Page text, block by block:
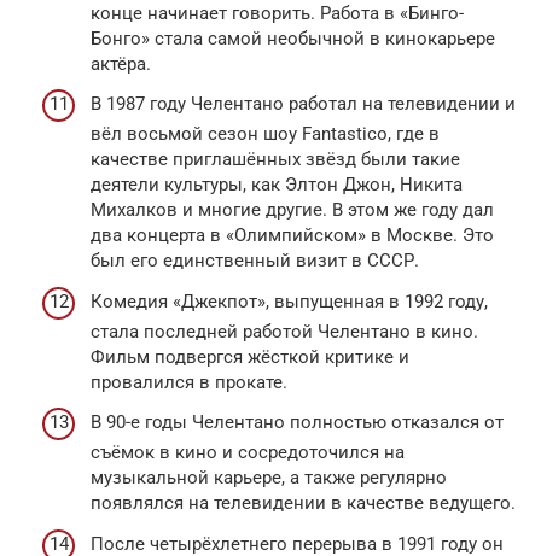
конце начинает говорить. Работа в «Бинго-
Бонго» стала самой необычной в кинокарьере
актёра.
В 1987 году Челентано работал на телевидении и
вёл восьмой сезон шоу Fantastico, где в
качестве приглашённых звёзд были такие
деятели культуры, как Элтон Джон, Никита
Михалков и многие другие. В этом же году дал
два концерта в «Олимпийском» в Москве. Это
был его единственный визит в СССР.
Комедия «Джекпот», выпущенная в 1992 году,
стала последней работой Челентано в кино.
Фильм подвергся жёсткой критике и
провалился в прокате.
В 90-е годы Челентано полностью отказался от
съёмок в кино и сосредоточился на
музыкальной карьере, а также регулярно
появлялся на телевидении в качестве ведущего.
После четырёхлетнего перерыва в 1991 году он